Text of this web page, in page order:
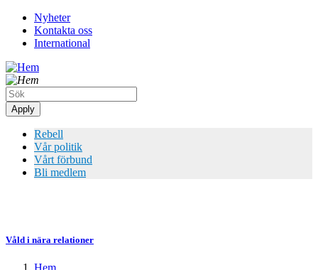
Hoppa
huvudinnehåll
Top
meny
Nyheter
Kontakta oss
International
Rebell
Vår politik
Vårt förbund
Bli medlem
Våld i nära relationer